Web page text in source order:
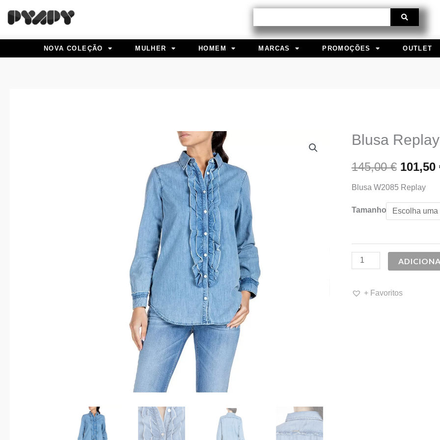
NOVA COLEÇÃO MULHER HOMEM MARCAS PROMOÇÕES OUTLET
Blusa Replay
145,00€
O
preço
era:
101,50
Blusa W2085 Replay
Tamanho
Quantidade
Blusa
+ Favoritos